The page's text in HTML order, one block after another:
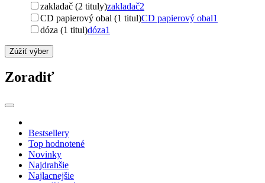
zakladač (2 tituly)zakladač2
CD papierový obal (1 titul)CD papierový obal1
dóza (1 titul)dóza1
Zúžiť výber
Zoradiť
Bestsellery
Top hodnotené
Novinky
Najdrahšie
Najlacnejšie